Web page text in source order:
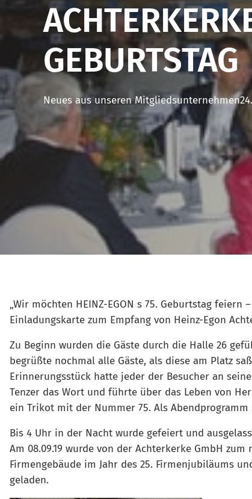
GEBURTSTAG
Neues aus unseren Mitgliedsunternehmen
„Wir möchten HEINZ-EGON s 75. Geburtstag
Einladungskarte zum Empfang von Heinz-Egon
Zu Beginn wurden die Gäste durch die Halle 26
begrüßte nochmal alle Gäste, als diese am Platz
Erinnerungsstück hatte jeder der Besucher an
Tenzer das Wort und führte über das Leben von
ein Trikot mit der Nummer 75. Als Abendprogramm
Bis 4 Uhr in der Nacht wurde gefeiert und
Am 08.09.19 wurde von der Achterkerke GmbH
Firmengebäude im Jahr des 25. Firmenjubiläums
geladen.